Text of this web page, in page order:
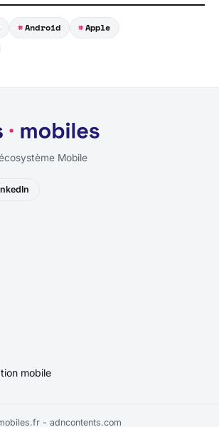
Android
Apple
Mobile
mobile
- adncontents.com